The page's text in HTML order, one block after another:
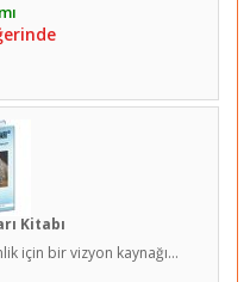
Kitabı
için bir vizyon kaynağı...